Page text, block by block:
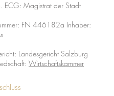
ECG: Magistrat der Stadt
FN 446182a Inhaber:
Landesgericht Salzburg
Wirtschaftskammer